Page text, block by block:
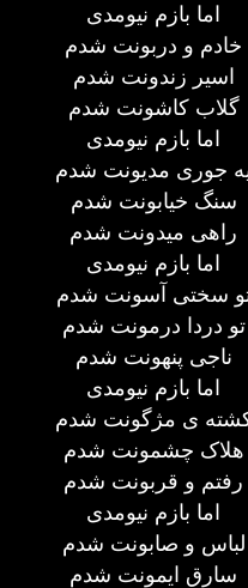
اما بازم نیومدی
خادم و دربونت شدم
اسیر زندونت شدم
گلاب کاشونت شدم
اما بازم نیومدی
جوری مدیونت شدم
سنگ خیابونت شدم
راهی میدونت شدم
اما بازم نیومدی
سختی آسونت شدم
تو دردا درمونت شدم
ناجی پنهونت شدم
اما بازم نیومدی
ی مژگونت شدم
هلاک چشمونت شدم
رفتم و قربونت شدم
اما بازم نیومدی
لباس و صابونت شدم
سارق ایمونت شدم